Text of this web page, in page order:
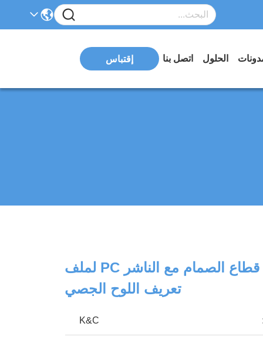
الحلول اتصل بنا إقتباس
قطاع الألومنيوم قطاع الصمام مع الناشر PC لملف
تعريف اللوح الجصي
K&C